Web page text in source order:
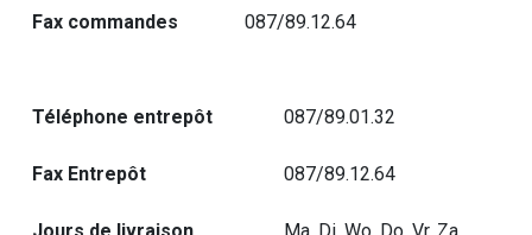
Fax commandes 087/89.12.64
Téléphone entrepôt 087/89.01.32
Fax Entrepôt 087/89.12.64